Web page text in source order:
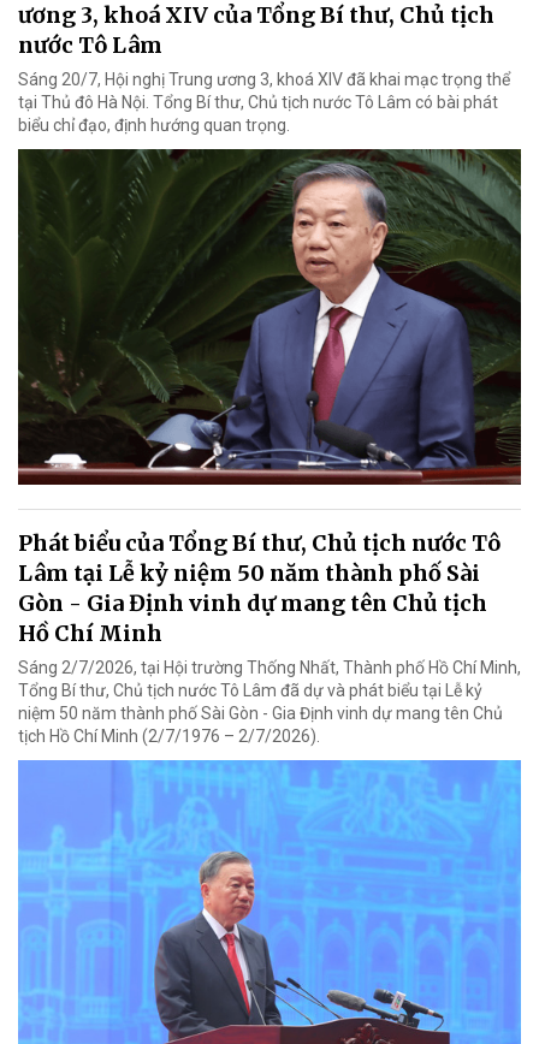
ương 3, khoá XIV của Tổng Bí thư, Chủ tịch
nước Tô Lâm
Sáng 20/7, Hội nghị Trung ương 3, khoá XIV đã khai mạc trọng thể
tại Thủ đô Hà Nội. Tổng Bí thư, Chủ tịch nước Tô Lâm có bài phát
biểu chỉ đạo, định hướng quan trọng.
Phát biểu của Tổng Bí thư, Chủ tịch nước Tô
Lâm tại Lễ kỷ niệm 50 năm thành phố Sài
Gòn - Gia Định vinh dự mang tên Chủ tịch
Hồ Chí Minh
Sáng 2/7/2026, tại Hội trường Thống Nhất, Thành phố Hồ Chí Minh,
Tổng Bí thư, Chủ tịch nước Tô Lâm đã dự và phát biểu tại Lễ kỷ
niệm 50 năm thành phố Sài Gòn - Gia Định vinh dự mang tên Chủ
tịch Hồ Chí Minh (2/7/1976 – 2/7/2026).